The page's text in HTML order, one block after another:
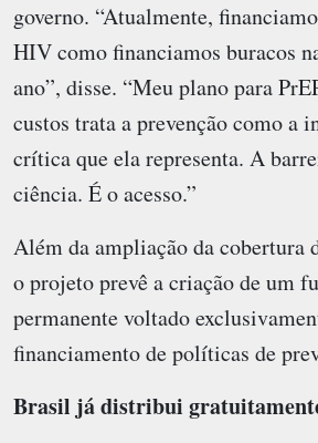
governo. “Atualmente,
HIV como financiamos buracos
ano”, disse. “Meu plano para
custos trata a prevenção como a
crítica que ela representa. A
ciência. É o acesso.”
Além da ampliação da cobertura
o projeto prevê a criação de um
permanente voltado
financiamento de políticas de
Brasil já distribui